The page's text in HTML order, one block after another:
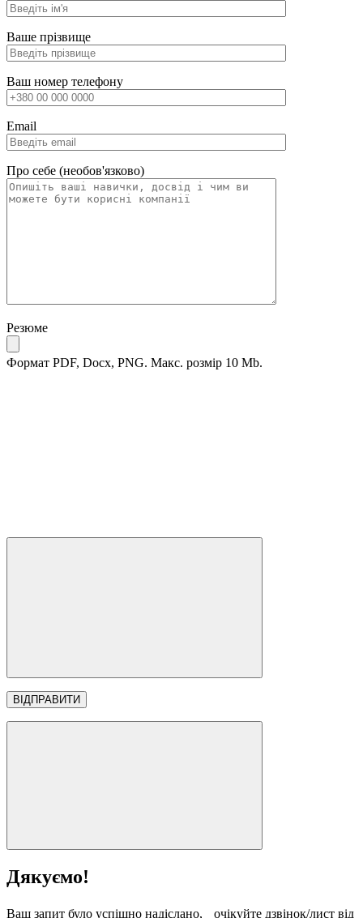
Ваше прізвище
Ваш номер телефону
Email
Про себе (необов'язково)
Резюме
Формат PDF, Docx, PNG. Макс. розмір 10 Mb.
Дякуємо!
Ваш запит було успішно надіслано, очікуйте дзвінок/лист від